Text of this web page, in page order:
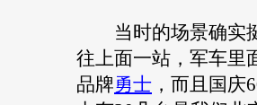
当时的场景确实
往上面一站，军车里
品牌勇士 ，而且国庆